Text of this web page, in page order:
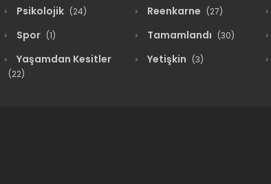
Psikolojik (24) Reenkarne (27)
Spor (1) Tamamlandı (30)
Yaşamdan Kesitler
(22)
Yetişkin (3)